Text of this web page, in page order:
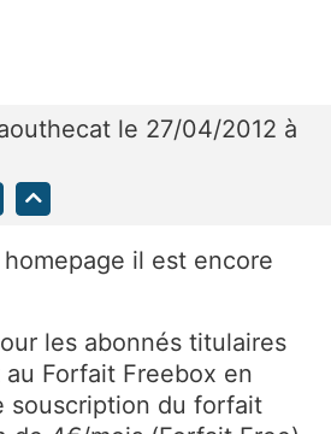
le 27/04/2012 à
il est encore
les abonnés titulaires
Forfait Freebox en
souscription du forfait